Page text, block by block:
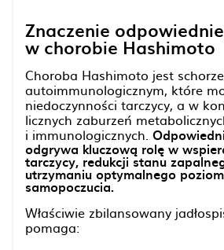
Znaczenie
w chorobie Hashimoto
Choroba Hashimoto jest
autoimmunologicznym, które
niedoczynności tarczycy, a w
licznych zaburzeń
i immunologicznych.
odgrywa kluczową rolę w
tarczycy, redukcji stanu
utrzymaniu optymalnego
samopoczucia.
Właściwie zbilansowany
pomaga: